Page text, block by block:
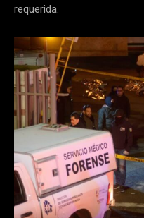
requerida.